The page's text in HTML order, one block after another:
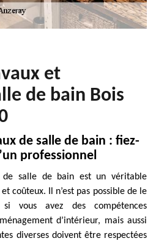
et
de bain Bois
de salle de bain : fiez-
professionnel
de salle de bain est un véritable
coûteux. Il n’est pas possible de le
vous avez des compétences
d’intérieur, mais aussi
diverses doivent être respectées